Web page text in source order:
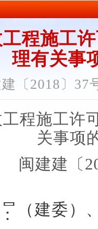
程施工
理有关事
〔2018〕37
程施工许
关事项
闽建建〔
（建委）